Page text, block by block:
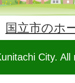
国立市のホ
City.